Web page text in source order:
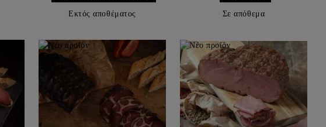
Εκτός αποθέματος Σε απόθεμα